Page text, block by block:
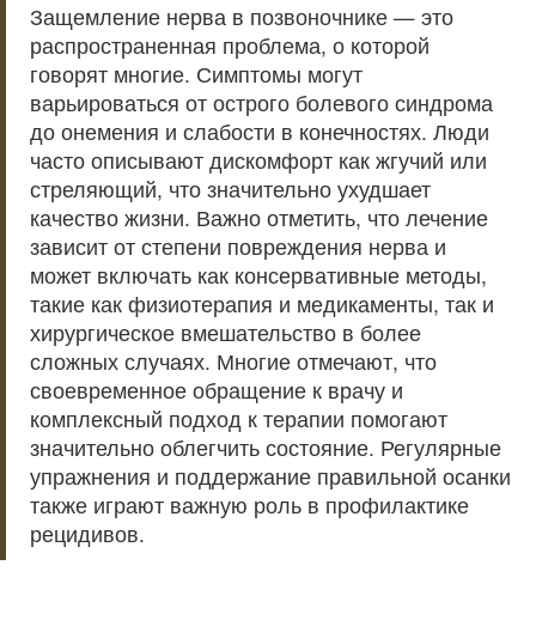
Защемление нерва в позвоночнике — это
распространенная проблема, о которой
говорят многие. Симптомы могут
варьироваться от острого болевого синдрома
до онемения и слабости в конечностях. Люди
часто описывают дискомфорт как жгучий или
стреляющий, что значительно ухудшает
качество жизни. Важно отметить, что лечение
зависит от степени повреждения нерва и
может включать как консервативные методы,
такие как физиотерапия и медикаменты, так и
хирургическое вмешательство в более
сложных случаях. Многие отмечают, что
своевременное обращение к врачу и
комплексный подход к терапии помогают
значительно облегчить состояние. Регулярные
упражнения и поддержание правильной осанки
также играют важную роль в профилактике
рецидивов.